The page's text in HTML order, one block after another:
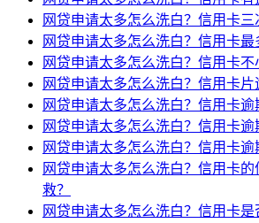
网贷申请太多怎么洗白？信用卡三
网贷申请太多怎么洗白？信用卡
网贷申请太多怎么洗白？信用卡不
网贷申请太多怎么洗白？信用卡片
网贷申请太多怎么洗白？信用卡逾
网贷申请太多怎么洗白？信用卡逾
网贷申请太多怎么洗白？信用卡逾
网贷申请太多怎么洗白？信用卡
救？
网贷申请太多怎么洗白？信用卡是